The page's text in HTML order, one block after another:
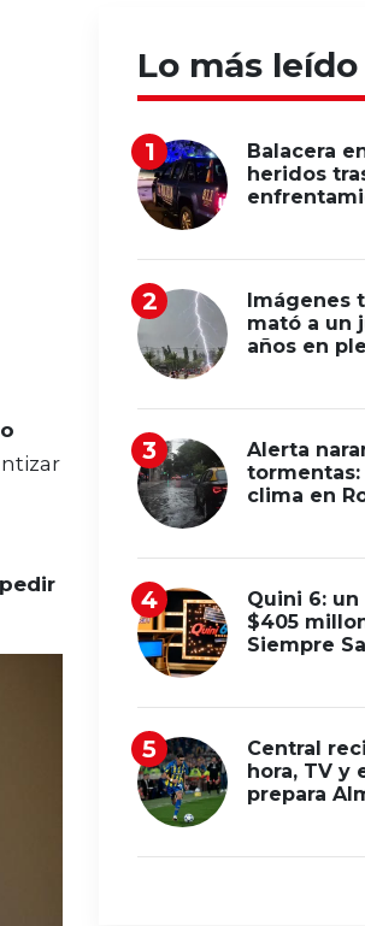
Lo más leído
Balacera
heridos
Imágenes
mató a un
años en
Alerta
clima en
Quini 6:
$405
Siempre
Central
hora, TV y
prepara